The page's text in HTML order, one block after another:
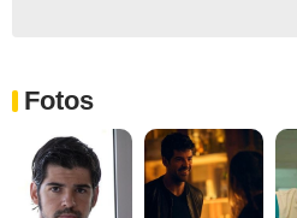
Fotos